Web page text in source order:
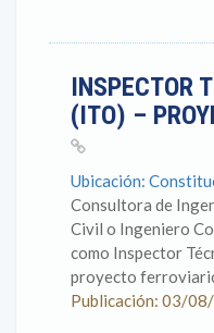
INSPECTOR
(ITO) –
Ubicación:
Consultora de
Civil o Ingeniero
como Inspector
proyecto
Publicación: 03/